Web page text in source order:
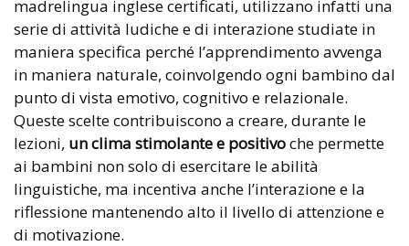
madrelingua inglese certificati, utilizzano infatti una
serie di attività ludiche e di interazione studiate in
maniera specifica perché l’apprendimento avvenga
in maniera naturale, coinvolgendo ogni bambino dal
punto di vista emotivo, cognitivo e relazionale.
Queste scelte contribuiscono a creare, durante le
lezioni, un clima stimolante e positivoche permette
ai bambini non solo di esercitare le abilità
linguistiche, ma incentiva anche l’interazione e la
riflessione mantenendo alto il livello di attenzione e
di motivazione.